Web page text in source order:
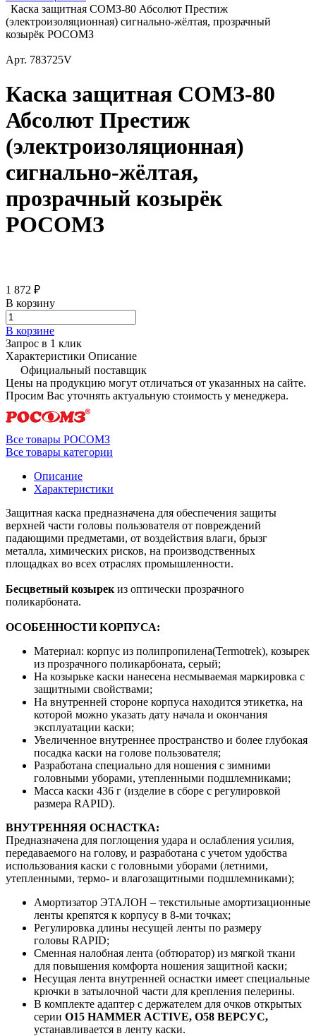
Каска защитная СОМЗ-80 Абсолют Престиж
(электроизоляционная) сигнально-жёлтая, прозрачный
козырёк РОСОМЗ
Арт. 783725V
Каска защитная СОМЗ-80
Абсолют Престиж
(электроизоляционная)
сигнально-жёлтая,
прозрачный козырёк
РОСОМЗ
1 872 ₽
В корзину
В корзине
Запрос в 1 клик
Характеристики Описание
Официальный поставщик
Цены на продукцию могут отличаться от указанных на сайте.
Просим Вас уточнять актуальную стоимость у менеджера.
Все товары РОСОМЗ
Все товары категории
Описание
Характеристики
Защитная каска предназначена для обеспечения защиты
верхней части головы пользователя от повреждений
падающими предметами, от воздействия влаги, брызг
металла, химических рисков, на производственных
площадках во всех отраслях промышленности.
Бесцветный козырек из оптически прозрачного
поликарбоната.
ОСОБЕННОСТИ КОРПУСА:
Материал: корпус из полипропилена(Termotrek), козырек
из прозрачного поликарбоната, серый;
На козырьке каски нанесена несмываемая маркировка с
защитными свойствами;
На внутренней стороне корпуса находится этикетка, на
которой можно указать дату начала и окончания
эксплуатации каски;
Увеличенное внутреннее пространство и более глубокая
посадка каски на голове пользователя;
Разработана специально для ношения с зимними
головными уборами, утепленными подшлемниками;
Масса каски 436 г (изделие в сборе с регулировкой
размера RAPID).
ВНУТРЕННЯЯ ОСНАСТКА:
Предназначена для поглощения удара и ослабления усилия,
передаваемого на голову, и разработана с учетом удобства
использования каски с головными уборами (летними,
утепленными, термо- и влагозащитными подшлемниками);
Амортизатор ЭТАЛОН – текстильные амортизационные
ленты крепятся к корпусу в 8-ми точках;
Регулировка длины несущей ленты по размеру
головы RAPID;
Сменная налобная лента (обтюратор) из мягкой ткани
для повышения комфорта ношения защитной каски;
Несущая лента внутренней оснастки имеет специальные
крючки в затылочной части для крепления пелерины.
В комплекте адаптер с держателем для очков открытых
серии О15 HAMMER ACTIVE, О58 ВЕРСУС,
устанавливается в ленту каски.